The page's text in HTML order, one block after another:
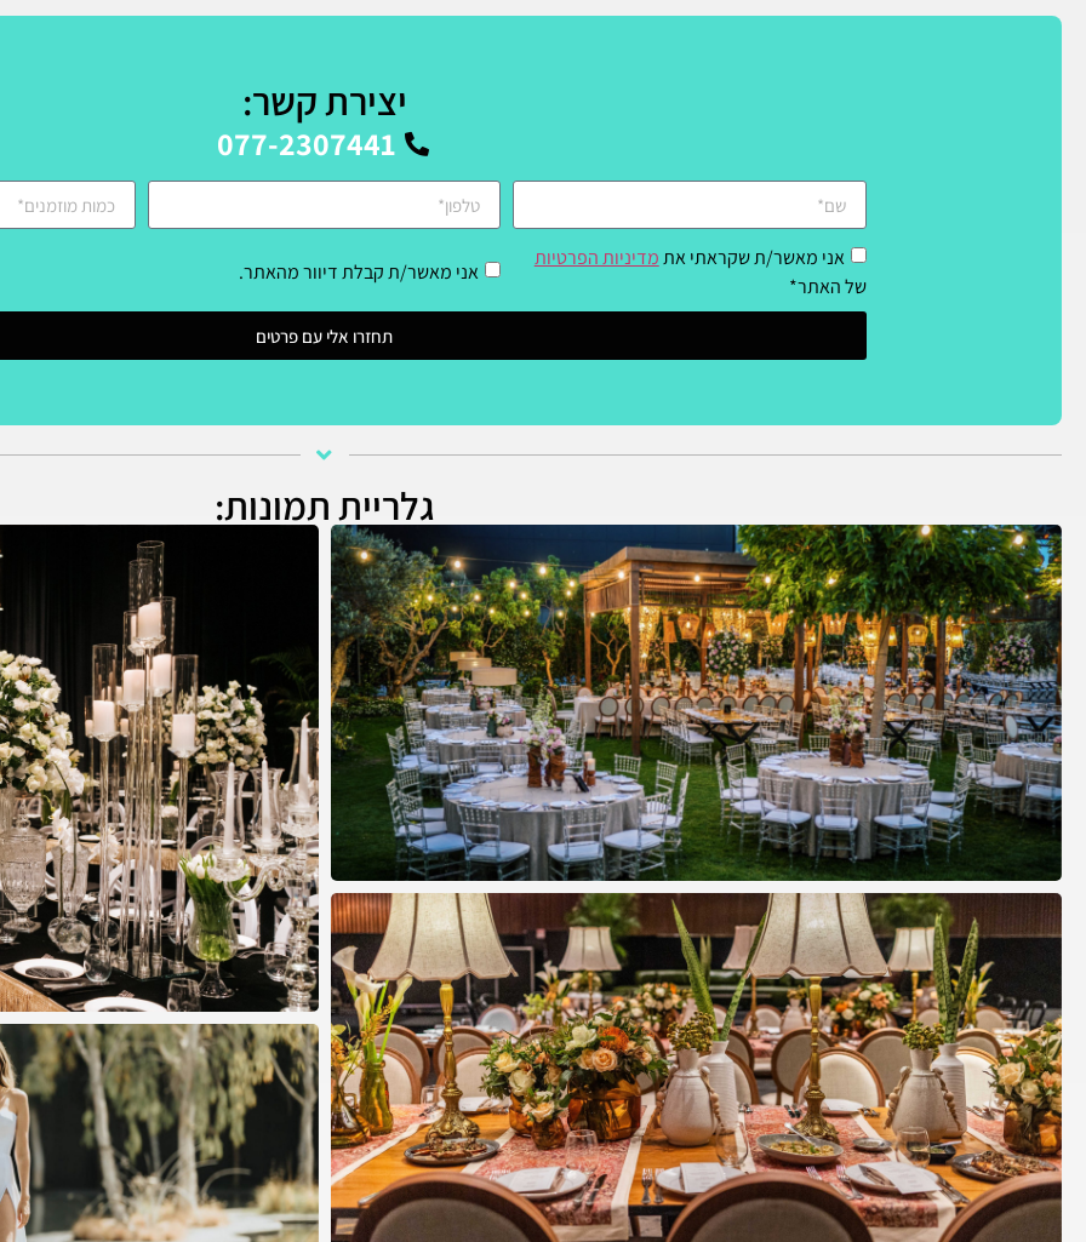
יצירת קשר:
077-2307441
אני מאשר/ת שקראתי אתמדיניות הפרטיות
של האתר*
אני מאשר/ת קבלת דיוור מהאתר.
תחזרו אלי עם פרטים
גלריית תמונות: